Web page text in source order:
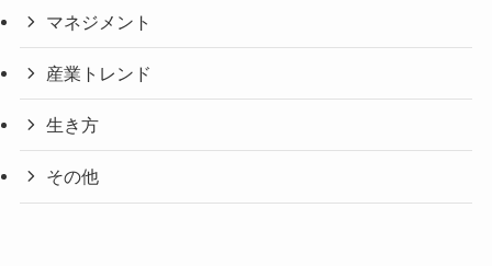
マネジメント
産業トレンド
生き方
その他